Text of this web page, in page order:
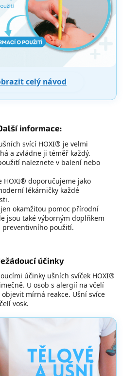
celý návod
informace:
svící HOXI® je velmi
a zvládne ji téměř každý.
naleznete v balení nebo
HOXI® doporučujeme jako
lékárničky každé
okamžitou pomoc přírodní
jsou také výborným doplňkem
preventivního použití.
účinky
účinky ušních svíček HOXI®
U osob s alergií na včelí
mírná reakce. Ušní svíce
vosk.